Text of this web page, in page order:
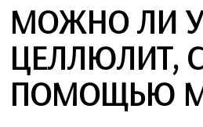
МОЖНО ЛИ
ЦЕЛЛЮЛИТ,
ПОМОЩЬЮ